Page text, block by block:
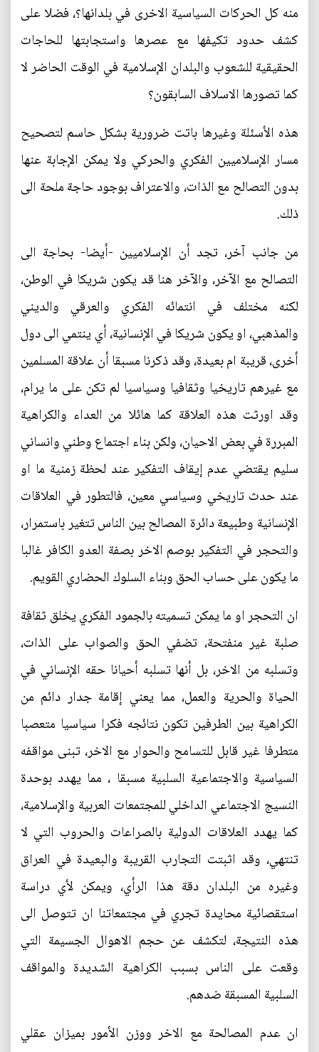
منه كل الحركات السياسية الاخرى في بلدانها؟، فضلا على
كشف حدود تكيفها مع عصرها واستجابتها للحاجات
الحقيقية للشعوب والبلدان الإسلامية في الوقت الحاضر لا
كما تصورها الاسلاف السابقون؟
هذه الأسئلة وغيرها باتت ضرورية بشكل حاسم لتصحيح
مسار الإسلاميين الفكري والحركي ولا يمكن الإجابة عنها
بدون التصالح مع الذات، والاعتراف بوجود حاجة ملحة الى
ذلك.
من جانب آخر، تجد أن الإسلاميين -أيضا- بحاجة الى
التصالح مع الآخر، والآخر هنا قد يكون شريكا في الوطن،
لكنه مختلف في انتمائه الفكري والعرقي والديني
والمذهبي، او يكون شريكا في الإنسانية، أي ينتمي الى دول
أخرى، قريبة ام بعيدة، وقد ذكرنا مسبقا أن علاقة المسلمين
مع غيرهم تاريخيا وثقافيا وسياسيا لم تكن على ما يرام،
وقد اورثت هذه العلاقة كما هائلا من العداء والكراهية
المبررة في بعض الاحيان، ولكن بناء اجتماع وطني وانساني
سليم يقتضي عدم إيقاف التفكير عند لحظة زمنية ما او
عند حدث تاريخي وسياسي معين، فالتطور في العلاقات
الإنسانية وطبيعة دائرة المصالح بين الناس تتغير باستمرار،
والتحجر في التفكير بوصم الاخر بصفة العدو الكافر غالبا
ما يكون على حساب الحق وبناء السلوك الحضاري القويم.
ان التحجر او ما يمكن تسميته بالجمود الفكري يخلق ثقافة
صلبة غير منفتحة، تضفي الحق والصواب على الذات،
وتسلبه من الاخر، بل أنها تسلبه أحيانا حقه الإنساني في
الحياة والحرية والعمل، مما يعني إقامة جدار دائم من
الكراهية بين الطرفين تكون نتائجه فكرا سياسيا متعصبا
متطرفا غير قابل للتسامح والحوار مع الاخر، تبنى مواقفه
السياسية والاجتماعية السلبية مسبقا ، مما يهدد بوحدة
النسيج الاجتماعي الداخلي للمجتمعات العربية والإسلامية،
كما يهدد العلاقات الدولية بالصراعات والحروب التي لا
تنتهي، وقد اثبتت التجارب القريبة والبعيدة في العراق
وغيره من البلدان دقة هذا الرأي، ويمكن لأي دراسة
استقصائية محايدة تجري في مجتمعاتنا ان تتوصل الى
هذه النتيجة، لتكشف عن حجم الاهوال الجسيمة التي
وقعت على الناس بسبب الكراهية الشديدة والمواقف
السلبية المسبقة ضدهم.
ان عدم المصالحة مع الاخر ووزن الأمور بميزان عقلي